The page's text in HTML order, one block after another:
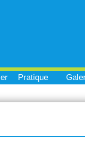
Pratique